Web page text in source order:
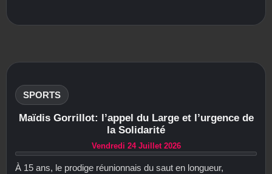
SPORTS
Maïdis Gorrillot: l’appel du Large et l’urgence de
la Solidarité
Vendredi 24 Juillet 2026
À 15 ans, le prodige réunionnais du saut en longueur,